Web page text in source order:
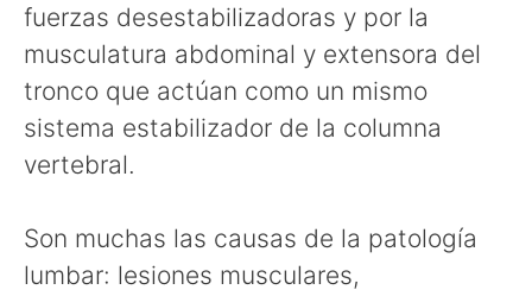
fuerzas desestabilizadoras y por la
musculatura abdominal y extensora del
tronco que actúan como un mismo
sistema estabilizador de la columna
vertebral.
Son muchas las causas de la patología
lumbar: lesiones musculares,